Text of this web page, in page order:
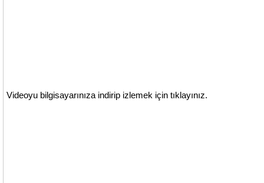
Videoyu bilgisayarınıza indirip izlemek için tıklayınız.